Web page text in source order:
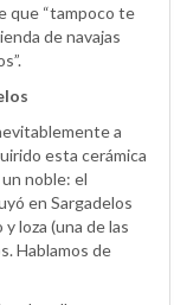
que “tampoco te
de navajas
a
esta cerámica
noble: el
en Sargadelos
loza (una de las
Hablamos de